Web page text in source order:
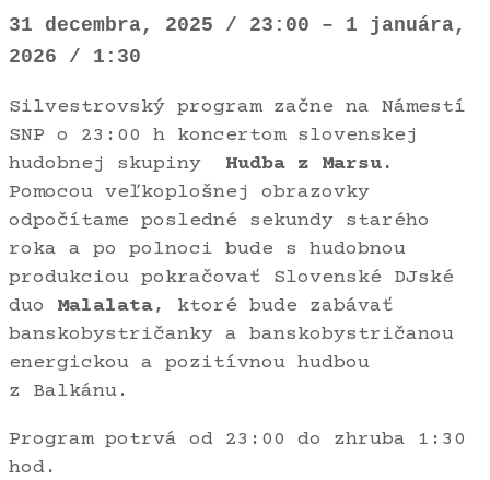
31 decembra, 2025 / 23:00 – 1 januára,
2026 / 1:30
Silvestrovský program začne na Námestí
SNP o 23:00 h koncertom slovenskej
hudobnej skupiny Hudba z Marsu.
Pomocou veľkoplošnej obrazovky
odpočítame posledné sekundy starého
roka a po polnoci bude s hudobnou
produkciou pokračovať Slovenské DJské
duo Malalata, ktoré bude zabávať
banskobystričanky a banskobystričanou
energickou a pozitívnou hudbou
z Balkánu.
Program potrvá od 23:00 do zhruba 1:30
hod.